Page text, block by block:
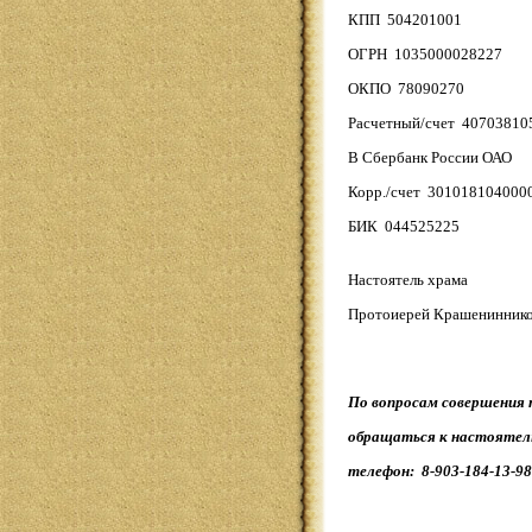
КПП 504201001
ОГРН 1035000028227
ОКПО 78090270
Расчетный/счет
В Сбербанк России ОАО
Корр./счет
БИК 044525225
Настоятель храма
Протоиерей
По вопросам совершения
обращаться к
телефон: 8-903-184-13-